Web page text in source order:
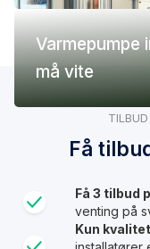
Varmepumpe
må vite
Få
Få 3 tilbud
venting på
Kun